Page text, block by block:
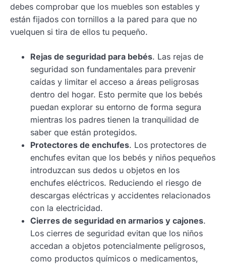
debes comprobar que los muebles son estables y
están fijados con tornillos a la pared para que no
vuelquen si tira de ellos tu pequeño.
Rejas de seguridad para bebés. Las rejas de
seguridad son fundamentales para prevenir
caídas y limitar el acceso a áreas peligrosas
dentro del hogar. Esto permite que los bebés
puedan explorar su entorno de forma segura
mientras los padres tienen la tranquilidad de
saber que están protegidos.
Protectores de enchufes. Los protectores de
enchufes evitan que los bebés y niños pequeños
introduzcan sus dedos u objetos en los
enchufes eléctricos. Reduciendo el riesgo de
descargas eléctricas y accidentes relacionados
con la electricidad.
Cierres de seguridad en armarios y cajones.
Los cierres de seguridad evitan que los niños
accedan a objetos potencialmente peligrosos,
como productos químicos o medicamentos,